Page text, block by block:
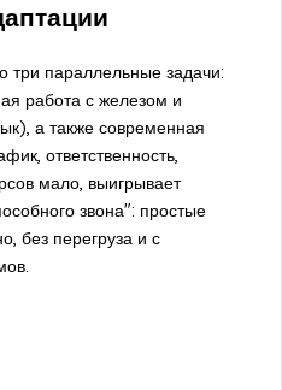
три параллельные задачи:
работа с железом и
а также современная
ответственность,
мало, выигрывает
звона": простые
без перегруза и с